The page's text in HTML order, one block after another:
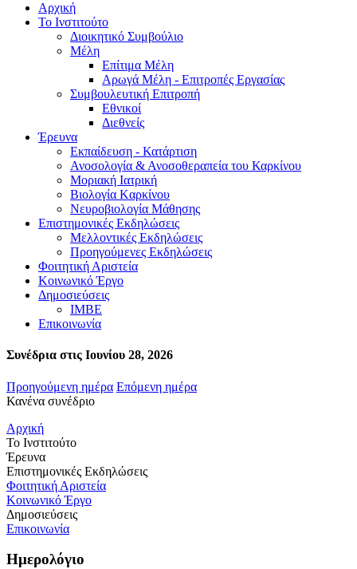
Αρχική
Το Ινστιτούτο
Διοικητικό Συμβούλιο
Μέλη
Επίτιμα Μέλη
Αρωγά Μέλη - Επιτροπές Εργασίας
Συμβουλευτική Επιτροπή
Εθνικοί
Διεθνείς
Έρευνα
Εκπαίδευση - Κατάρτιση
Ανοσολογία & Ανοσοθεραπεία του Καρκίνου
Μοριακή Ιατρική
Βιολογία Kαρκίνου
Νευροβιολογία Μάθησης
Επιστημονικές Εκδηλώσεις
Μελλοντικές Εκδηλώσεις
Προηγούμενες Εκδηλώσεις
Φοιτητική Αριστεία
Κοινωνικό Έργο
Δημοσιεύσεις
ΙΜΒΕ
Επικοινωνία
Συνέδρια στις Ιουνίου 28, 2026
Προηγούμενη ημέρα Επόμενη ημέρα
Κανένα συνέδριο
Αρχική
Το Ινστιτούτο
Έρευνα
Επιστημονικές Εκδηλώσεις
Φοιτητική Αριστεία
Κοινωνικό Έργο
Δημοσιεύσεις
Επικοινωνία
Ημερολόγιο